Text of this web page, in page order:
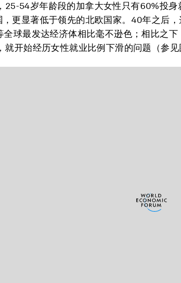
25-54岁年龄段的加拿大女性只有60%投身
更显著低于领先的北欧国家。40年之后
球最发达经济体相比毫不逊色；相比之下
就开始经历女性就业比例下滑的问题（参见